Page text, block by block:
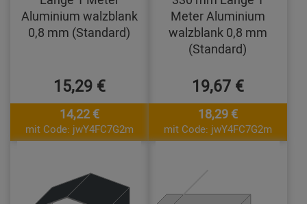
Aluminium walzblank
0,8 mm (Standard)
15,29 €
14,22 €
mit Code: jwY4FC7G2m
Meter Aluminium
walzblank 0,8 mm
(Standard)
19,67 €
18,29 €
mit Code: jwY4FC7G2m